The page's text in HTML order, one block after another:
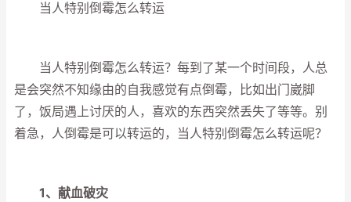
当人特别倒霉怎么转运
当人特别倒霉怎么转运？每到了某一个时间段，人总
是会突然不知缘由的自我感觉有点倒霉，比如出门崴脚
了，饭局遇上讨厌的人，喜欢的东西突然丢失了等等。别
着急，人倒霉是可以转运的，当人特别倒霉怎么转运呢？
1、献血破灾